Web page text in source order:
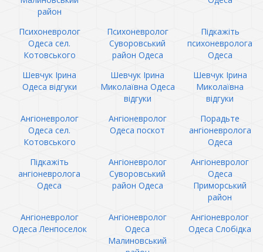
район
Психоневролог
Одеса сел.
Котовського
Психоневролог
Суворовський
район Одеса
Підкажіть
психоневролога
Одеса
Шевчук Ірина
Одеса відгуки
Шевчук Ірина
Миколаївна Одеса
відгуки
Шевчук Ірина
Миколаївна
відгуки
Ангіоневролог
Одеса сел.
Котовського
Ангіоневролог
Одеса поскот
Порадьте
ангіоневролога
Одеса
Підкажіть
ангіоневролога
Одеса
Ангіоневролог
Суворовський
район Одеса
Ангіоневролог
Одеса
Приморський
район
Ангіоневролог
Одеса Ленпоселок
Ангіоневролог
Одеса
Малиновський
Ангіоневролог
Одеса Слобідка